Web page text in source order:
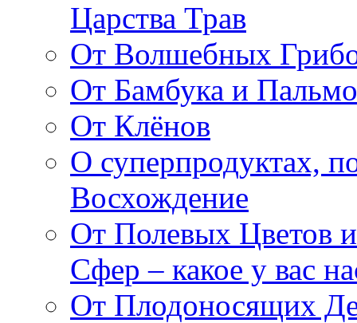
Царства Трав
От Волшебных
От Бамбука и
От Клёнов
О суперпродуктах,
Восхождение
От Полевых Цветов
Сфер – какое у вас
От Плодоносящих